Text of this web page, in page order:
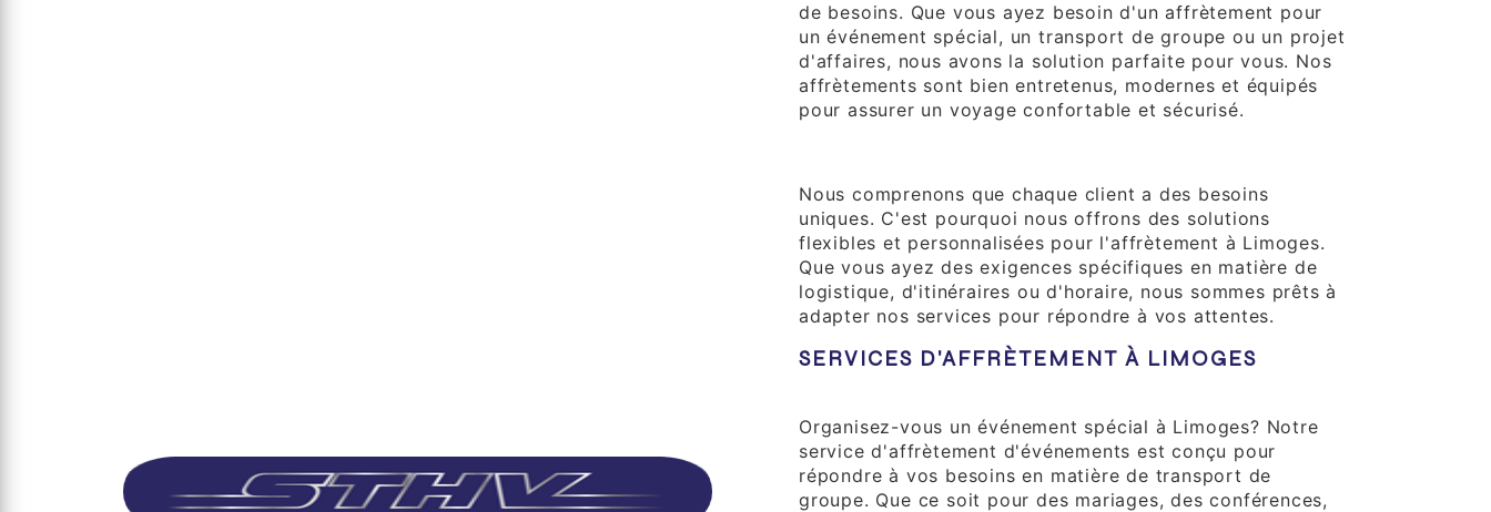
de besoins. Que vous ayez besoin d'un affrètement pour
un événement spécial, un transport de groupe ou un projet
d'affaires, nous avons la solution parfaite pour vous. Nos
affrètements sont bien entretenus, modernes et équipés
pour assurer un voyage confortable et sécurisé.
Nous comprenons que chaque client a des besoins
uniques. C'est pourquoi nous offrons des solutions
flexibles et personnalisées pour l'affrètement à Limoges.
Que vous ayez des exigences spécifiques en matière de
logistique, d'itinéraires ou d'horaire, nous sommes prêts à
adapter nos services pour répondre à vos attentes.
SERVICES D'AFFRÈTEMENT À LIMOGES
Organisez-vous un événement spécial à Limoges? Notre
service d'affrètement d'événements est conçu pour
répondre à vos besoins en matière de transport de
groupe. Que ce soit pour des mariages, des conférences,